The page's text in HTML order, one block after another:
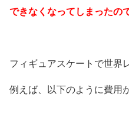
できなくなってしまったの
フィギュアスケートで世界
例えば、以下のように費用